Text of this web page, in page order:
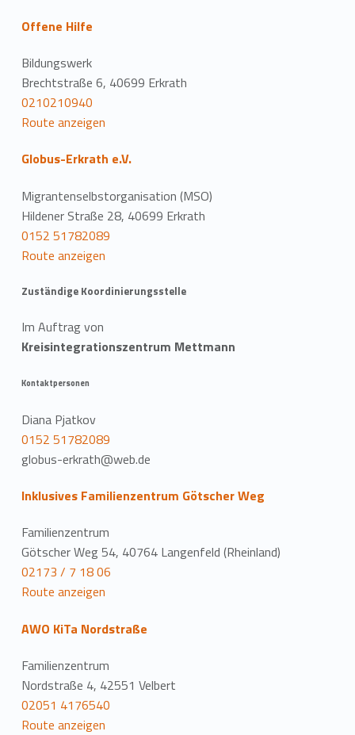
Offene Hilfe
Bildungswerk
Brechtstraße 6, 40699 Erkrath
0210210940
Route anzeigen
Globus-Erkrath e.V.
Migrantenselbstorganisation (MSO)
Hildener Straße 28, 40699 Erkrath
0152 51782089
Route anzeigen
Zuständige Koordinierungsstelle
Im Auftrag von
Kreisintegrationszentrum Mettmann
Kontaktpersonen
Diana Pjatkov
0152 51782089
globus-erkrath@web.de
Inklusives Familienzentrum Götscher Weg
Familienzentrum
Götscher Weg 54, 40764 Langenfeld (Rheinland)
02173 / 7 18 06
Route anzeigen
AWO KiTa Nordstraße
Familienzentrum
Nordstraße 4, 42551 Velbert
02051 4176540
Route anzeigen